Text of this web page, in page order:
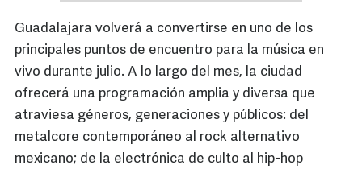
Guadalajara volverá a convertirse en uno de los
principales puntos de encuentro para la música en
vivo durante julio. A lo largo del mes, la ciudad
ofrecerá una programación amplia y diversa que
atraviesa géneros, generaciones y públicos: del
metalcore contemporáneo al rock alternativo
mexicano; de la electrónica de culto al hip-hop